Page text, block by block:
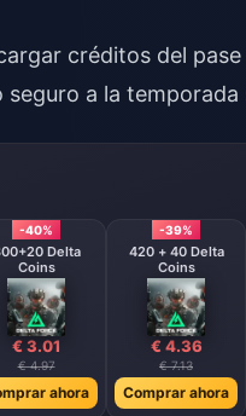
créditos del
a la
-40%
Delta
Coins
€ 3.01
€ 4.97
ahora
-39%
420 + 40 Delta
Coins
€ 4.36
€ 7.13
Comprar ahora